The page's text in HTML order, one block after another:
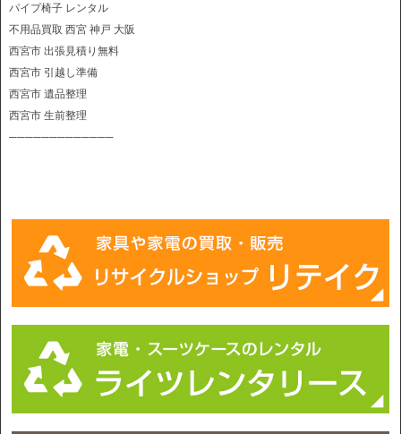
パイプ椅子 レンタル
不用品買取 西宮 神戸 大阪
西宮市 出張見積り無料
西宮市 引越し準備
西宮市 遺品整理
西宮市 生前整理
─────────────